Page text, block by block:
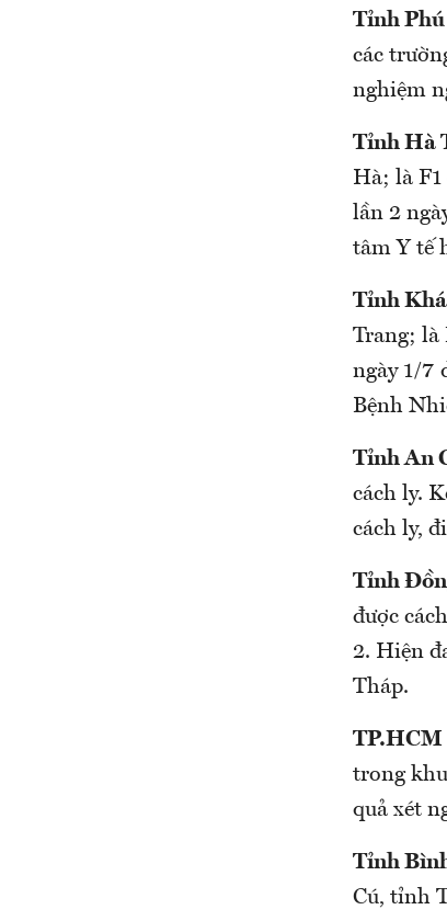
Tỉnh Phú
các
nghiệm
Tỉnh Hà
Hà; là F1
lần 2
tâm Y tế
Tỉnh
Trang; là
ngày 1/7
Bệnh
Tỉnh An
cách ly.
cách ly,
Tỉnh
được
2. Hiện
Tháp.
TP.HCM
trong
quả xét
Tỉnh
Cú, tỉnh